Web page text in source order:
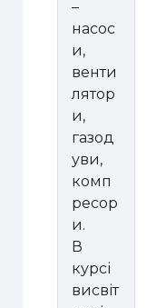
–
насос
и,
венти
лятор
и,
газод
уви,
комп
ресор
и.
В
курсі
висвіт